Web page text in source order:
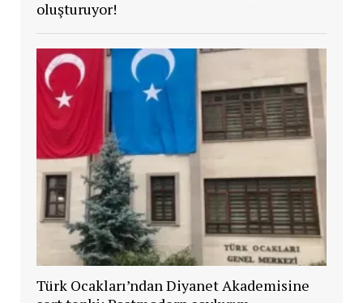
oluşturuyor!
Türk Ocakları’ndan Diyanet Akademisine